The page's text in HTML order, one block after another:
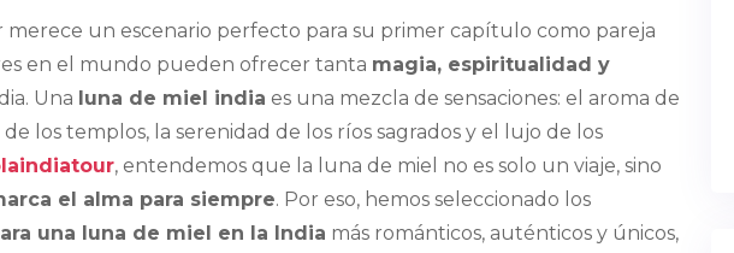
merece un escenario perfecto para su primer capítulo como pareja
en el mundo pueden ofrecer tanta magia, espiritualidad y
Una luna de miel india es una mezcla de sensaciones: el aroma de
de los templos, la serenidad de los ríos sagrados y el lujo de los
, entendemos que la luna de miel no es solo un viaje, sino
el alma para siempre. Por eso, hemos seleccionado los
una luna de miel en la India más románticos, auténticos y únicos,